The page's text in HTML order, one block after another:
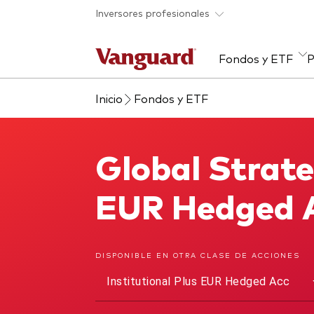
Saltar al contenido principal
Inversores profesionales
Fondos y ETF
Listado de todos
nuestros fondos y ETF
Artículos y análisis
Recursos para asesores
Para tus clientes
Acerca de Vanguard
Inicio Fondos y ETF
Global
EUR Hedged
DISPONIBLE EN OTRA CLASE DE ACCIONES
Institutional Plus EUR Hedged Acc